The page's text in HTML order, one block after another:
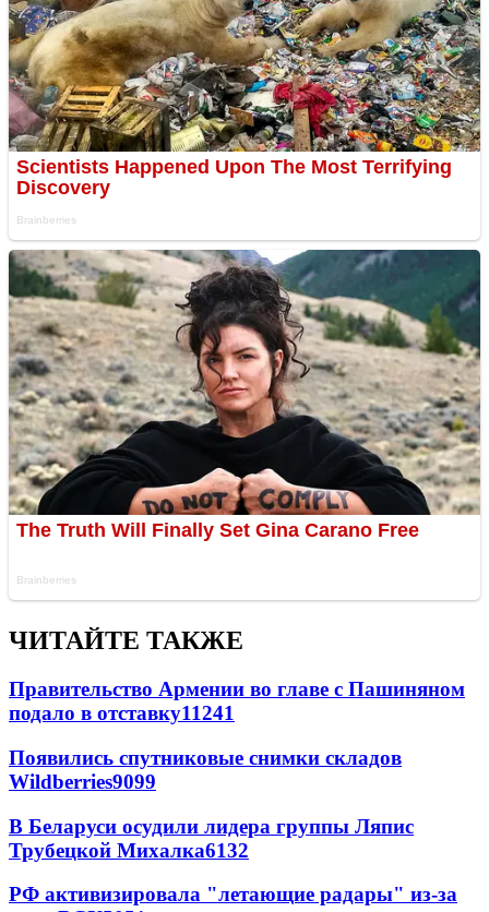
ЧИТАЙТЕ ТАКЖЕ
Правительство Армении во главе с Пашиняном
подало в отставку11241
Появились спутниковые снимки складов
Wildberries9099
В Беларуси осудили лидера группы Ляпис
Трубецкой Михалка6132
РФ активизировала "летающие радары" из-за